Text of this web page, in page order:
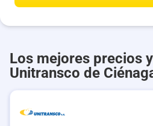
Los mejores precios
Unitransco de